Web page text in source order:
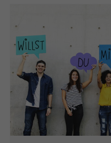
Aenean commodo ligula
massa. Cum sociis
dis parturient montes,
Donec quam felis,